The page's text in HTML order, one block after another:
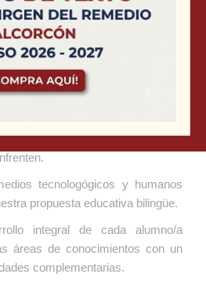
alumnado aprendan a ser
respetuosos, participativos e
con juicio críticoen todas las
tecnologógicos y humanos
propuesta educativa bilingüe.
integral de cada alumno/a
áreas de conocimientos con un
complementarias.